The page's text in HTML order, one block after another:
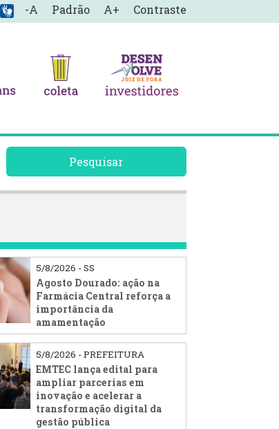
-A Padrão A+ Contraste
Pesquisar
5/8/2026 - SS
Agosto Dourado: ação na
Farmácia Central reforça a
importância da
amamentação
5/8/2026 - PREFEITURA
EMTEC lança edital para
ampliar parcerias em
inovação e acelerar a
transformação digital da
gestão pública